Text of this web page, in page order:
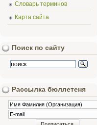
Словарь терминов
Карта сайта
Поиск по сайту
Рассылка бюллетеня